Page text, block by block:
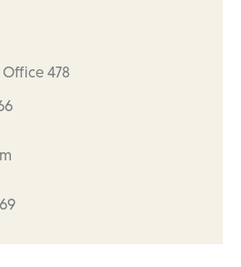
Office 478